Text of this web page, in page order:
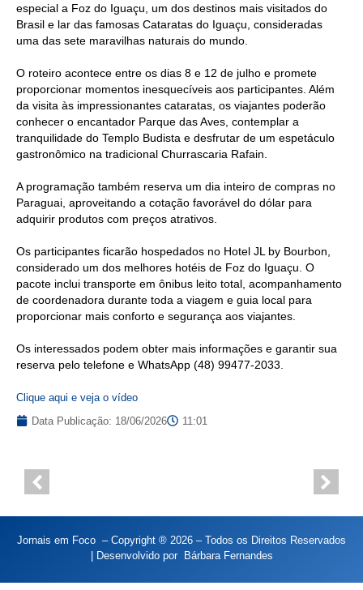
especial a Foz do Iguaçu, um dos destinos mais visitados do
Brasil e lar das famosas Cataratas do Iguaçu, consideradas
uma das sete maravilhas naturais do mundo.
O roteiro acontece entre os dias 8 e 12 de julho e promete
proporcionar momentos inesquecíveis aos participantes. Além
da visita às impressionantes cataratas, os viajantes poderão
conhecer o encantador Parque das Aves, contemplar a
tranquilidade do Templo Budista e desfrutar de um espetáculo
gastronômico na tradicional Churrascaria Rafain.
A programação também reserva um dia inteiro de compras no
Paraguai, aproveitando a cotação favorável do dólar para
adquirir produtos com preços atrativos.
Os participantes ficarão hospedados no Hotel JL by Bourbon,
considerado um dos melhores hotéis de Foz do Iguaçu. O
pacote inclui transporte em ônibus leito total, acompanhamento
de coordenadora durante toda a viagem e guia local para
proporcionar mais conforto e segurança aos viajantes.
Os interessados podem obter mais informações e garantir sua
reserva pelo telefone e WhatsApp (48) 99477-2033.
Clique aqui e veja o vídeo
Data Publicação: 18/06/2026 11:01
Jornais em Foco – Copyright ® 2026 – Todos os Direitos Reservados
| Desenvolvido por Bárbara Fernandes